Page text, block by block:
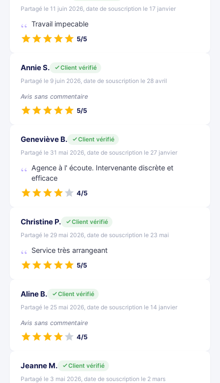
Partagé le 11 juin 2026, date de souscription le 17 janvier
Travail impecable
5/5
Annie S.
Client vérifié
Partagé le 9 juin 2026, date de souscription le 28 avril
Avis sans commentaire
5/5
Geneviève B.
Client vérifié
Partagé le 31 mai 2026, date de souscription le 27 janvier
Agence à l' écoute. Intervenante discrète et
efficace
4/5
Christine P.
Client vérifié
Partagé le 29 mai 2026, date de souscription le 23 mai
Service très arrangeant
5/5
Aline B.
Client vérifié
Partagé le 25 mai 2026, date de souscription le 14 janvier
Avis sans commentaire
4/5
Jeanne M.
Client vérifié
Partagé le 3 mai 2026, date de souscription le 2 mars